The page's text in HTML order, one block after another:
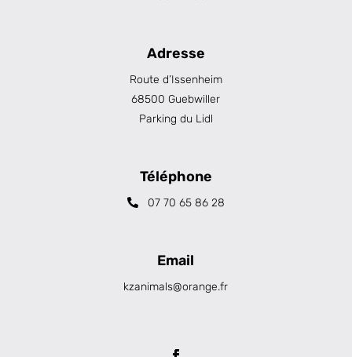
Adresse
Route d’Issenheim
68500 Guebwiller
Parking du Lidl
Téléphone
07 70 65 86 28
Email
kzanimals@orange.fr